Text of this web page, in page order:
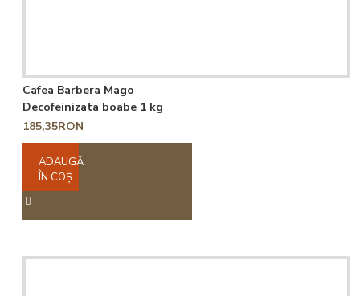
Cafea Barbera Mago
Decofeinizata boabe 1 kg
185,35RON
ADAUGĂ
ÎN COŞ